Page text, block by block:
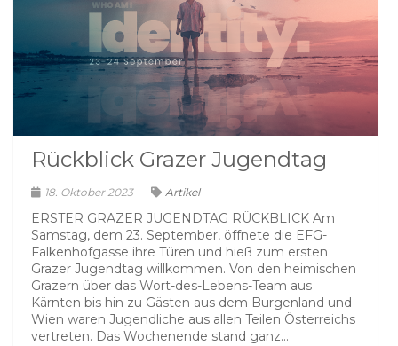
Rückblick Grazer Jugendtag
18. Oktober 2023 Artikel
ERSTER GRAZER JUGENDTAG RÜCKBLICK Am
Samstag, dem 23. September, öffnete die EFG-
Falkenhofgasse ihre Türen und hieß zum ersten
Grazer Jugendtag willkommen. Von den heimischen
Grazern über das Wort-des-Lebens-Team aus
Kärnten bis hin zu Gästen aus dem Burgenland und
Wien waren Jugendliche aus allen Teilen Österreichs
vertreten. Das Wochenende stand ganz...